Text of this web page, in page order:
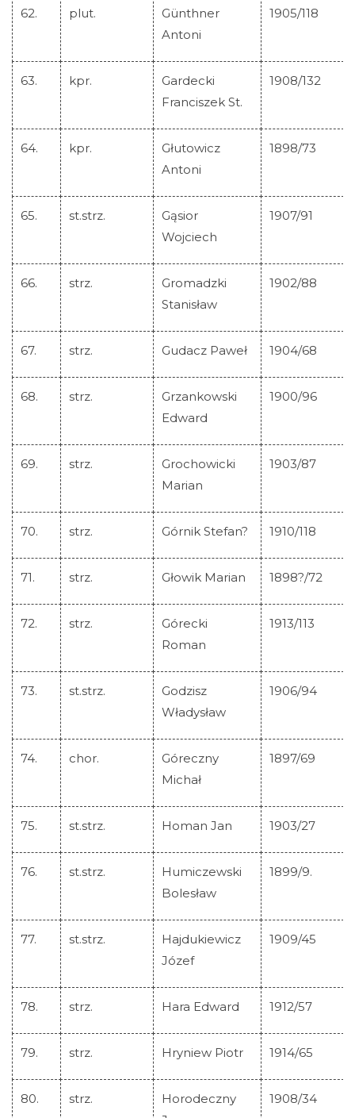
62. plut.
Günthner
Antoni
1905/118
63. kpr.
Gardecki
Franciszek St.
1908/132
64. kpr.
Głutowicz
Antoni
1898/73
65. st.strz.
Gąsior
Wojciech
1907/91
66. strz.
Gromadzki
Stanisław
1902/88
67. strz. Gudacz Paweł 1904/68
68. strz.
Grzankowski
Edward
1900/96
69. strz.
Grochowicki
Marian
1903/87
70. strz. Górnik Stefan? 1910/118
71. strz. Głowik Marian 1898?/72
72. strz.
Górecki
Roman
1913/113
73. st.strz.
Godzisz
Władysław
1906/94
74. chor.
Góreczny
Michał
1897/69
75. st.strz. Homan Jan 1903/27
76. st.strz.
Humiczewski
Bolesław
1899/9.
77. st.strz.
Hajdukiewicz
Józef
1909/45
78. strz. Hara Edward 1912/57
79. strz. Hryniew Piotr 1914/65
80. strz.
Horodeczny
1908/34